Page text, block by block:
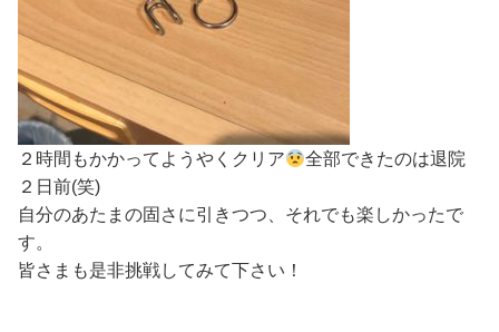
２時間もかかってようやくクリア
全部できたのは退院
２日前(笑)
自分のあたまの固さに引きつつ、それでも楽しかったで
す。
皆さまも是非挑戦してみて下さい！